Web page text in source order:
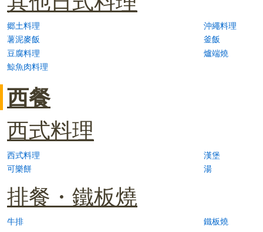
郷土料理
沖繩料理
薯泥麥飯
釜飯
豆腐料理
爐端燒
鯨魚肉料理
西餐
西式料理
西式料理
漢堡
可樂餅
湯
排餐・鐵板燒
牛排 鐵板燒